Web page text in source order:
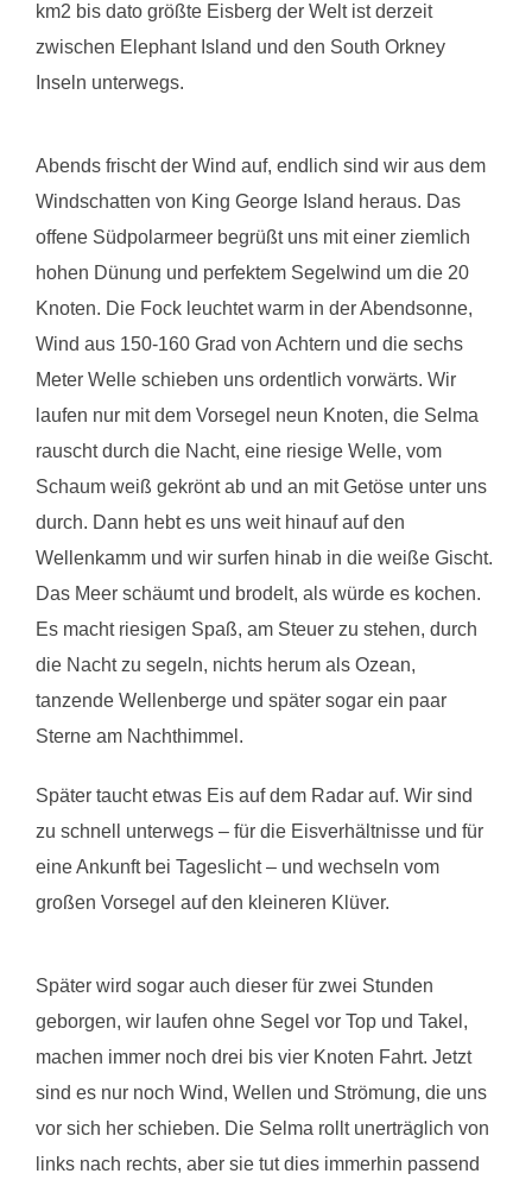
km2 bis dato größte Eisberg der Welt ist derzeit
zwischen Elephant Island und den South Orkney
Inseln unterwegs.
Abends frischt der Wind auf, endlich sind wir aus dem
Windschatten von King George Island heraus. Das
offene Südpolarmeer begrüßt uns mit einer ziemlich
hohen Dünung und perfektem Segelwind um die 20
Knoten. Die Fock leuchtet warm in der Abendsonne,
Wind aus 150-160 Grad von Achtern und die sechs
Meter Welle schieben uns ordentlich vorwärts. Wir
laufen nur mit dem Vorsegel neun Knoten, die Selma
rauscht durch die Nacht, eine riesige Welle, vom
Schaum weiß gekrönt ab und an mit Getöse unter uns
durch. Dann hebt es uns weit hinauf auf den
Wellenkamm und wir surfen hinab in die weiße Gischt.
Das Meer schäumt und brodelt, als würde es kochen.
Es macht riesigen Spaß, am Steuer zu stehen, durch
die Nacht zu segeln, nichts herum als Ozean,
tanzende Wellenberge und später sogar ein paar
Sterne am Nachthimmel.
Später taucht etwas Eis auf dem Radar auf. Wir sind
zu schnell unterwegs – für die Eisverhältnisse und für
eine Ankunft bei Tageslicht – und wechseln vom
großen Vorsegel auf den kleineren Klüver.
Später wird sogar auch dieser für zwei Stunden
geborgen, wir laufen ohne Segel vor Top und Takel,
machen immer noch drei bis vier Knoten Fahrt. Jetzt
sind es nur noch Wind, Wellen und Strömung, die uns
vor sich her schieben. Die Selma rollt unerträglich von
links nach rechts, aber sie tut dies immerhin passend